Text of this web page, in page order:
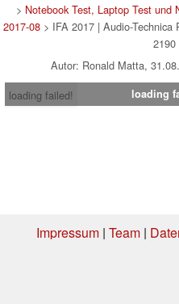
> Notebook Test, Laptop Test und
2017-08> IFA 2017 | Audio-Technica
2190
Autor: Ronald Matta,
loading failed!
loading
Impressum| Team|